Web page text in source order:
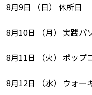
8月9日 （日） 休所日
8月10日 （月） 実践パ
8月11日 （火） ポップ
8月12日 （水） ウォー